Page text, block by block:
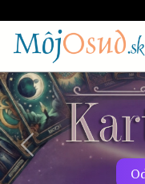
Predchádzajúca